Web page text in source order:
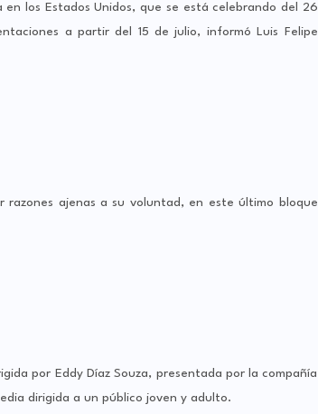
los Estados Unidos, que se está celebrando del 26
a partir del 15 de julio, informó Luis Felipe
razones ajenas a su voluntad, en este último bloque
por Eddy Díaz Souza, presentada por la compañía
dirigida a un público joven y adulto.